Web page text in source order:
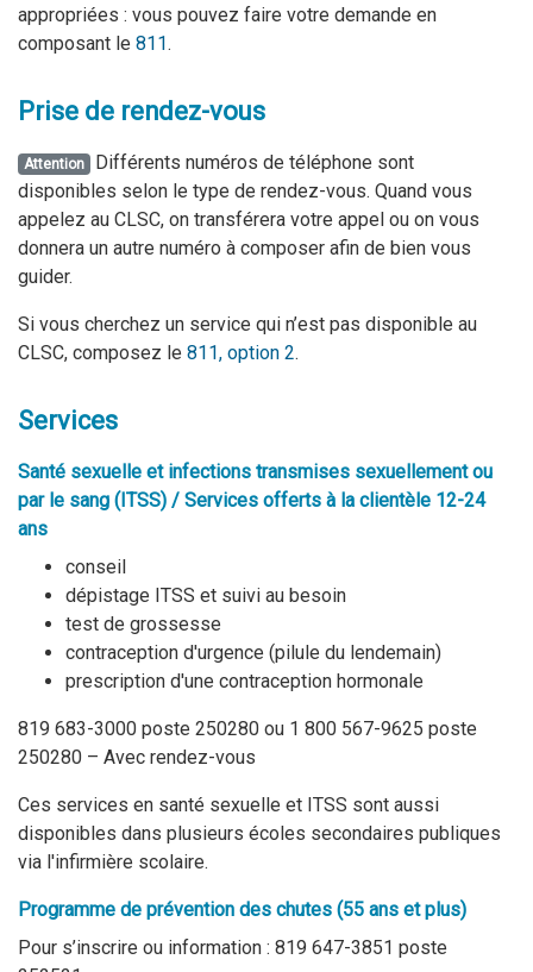
appropriées : vous pouvez faire votre demande en
composant le 811.
Prise de rendez-vous
Attention Différents numéros de téléphone sont
disponibles selon le type de rendez-vous. Quand vous
appelez au CLSC, on transférera votre appel ou on vous
donnera un autre numéro à composer afin de bien vous
guider.
Si vous cherchez un service qui n’est pas disponible au
CLSC, composez le 811, option 2.
Services
Santé sexuelle et infections transmises sexuellement ou
par le sang (ITSS) / Services offerts à la clientèle 12-24
ans
conseil
dépistage ITSS et suivi au besoin
test de grossesse
contraception d'urgence (pilule du lendemain)
prescription d'une contraception hormonale
819 683-3000 poste 250280 ou 1 800 567-9625 poste
250280 – Avec rendez-vous
Ces services en santé sexuelle et ITSS sont aussi
disponibles dans plusieurs écoles secondaires publiques
via l'infirmière scolaire.
Programme de prévention des chutes (55 ans et plus)
Pour s’inscrire ou information : 819 647-3851 poste